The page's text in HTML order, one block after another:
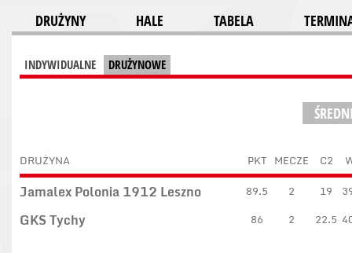
DRUŻYNY HALE TABELA
INDYWIDUALNE DRUŻYNOWE
DRUŻYNA PKT MECZE C2
Jamalex Polonia 1912 Leszno 89.5 2 19
GKS Tychy 86 2 22.5